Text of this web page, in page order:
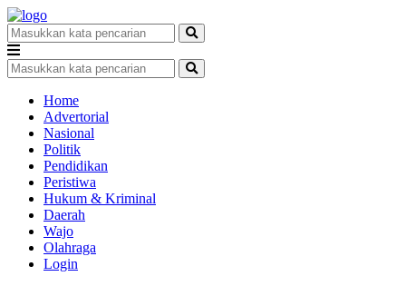
Home
Advertorial
Nasional
Politik
Pendidikan
Peristiwa
Hukum & Kriminal
Daerah
Wajo
Olahraga
Login